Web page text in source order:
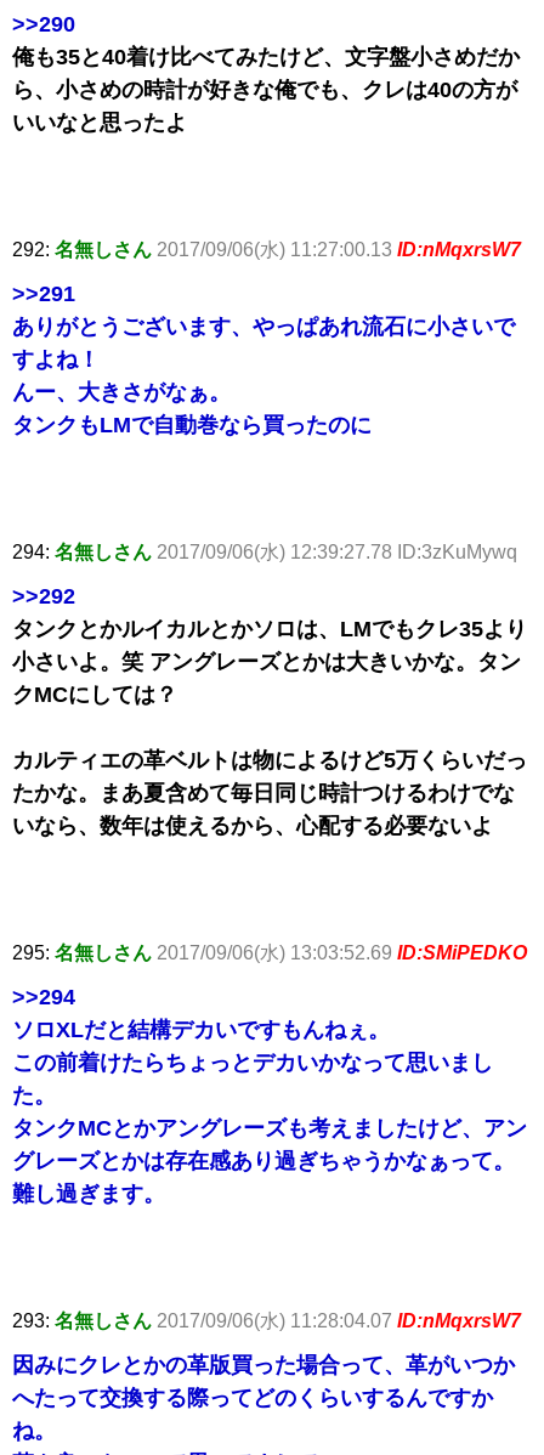
>>290
俺も35と40着け比べてみたけど、文字盤小さめだか
ら、小さめの時計が好きな俺でも、クレは40の方が
いいなと思ったよ
292: 名無しさん 2017/09/06(水) 11:27:00.13 ID:nMqxrsW7
>>291
ありがとうございます、やっぱあれ流石に小さいで
すよね！
んー、大きさがなぁ。
タンクもLMで自動巻なら買ったのに
294: 名無しさん 2017/09/06(水) 12:39:27.78 ID:3zKuMywq
>>292
タンクとかルイカルとかソロは、LMでもクレ35より
小さいよ。笑 アングレーズとかは大きいかな。タン
クMCにしては？
カルティエの革ベルトは物によるけど5万くらいだっ
たかな。まあ夏含めて毎日同じ時計つけるわけでな
いなら、数年は使えるから、心配する必要ないよ
295: 名無しさん 2017/09/06(水) 13:03:52.69 ID:SMiPEDKO
>>294
ソロXLだと結構デカいですもんねぇ。
この前着けたらちょっとデカいかなって思いまし
た。
タンクMCとかアングレーズも考えましたけど、アン
グレーズとかは存在感あり過ぎちゃうかなぁって。
難し過ぎます。
293: 名無しさん 2017/09/06(水) 11:28:04.07 ID:nMqxrsW7
因みにクレとかの革版買った場合って、革がいつか
へたって交換する際ってどのくらいするんですか
ね。